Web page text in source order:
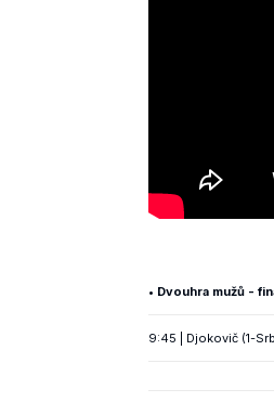
• Dvouhra mužů -
9:45 | Djokovič (1-